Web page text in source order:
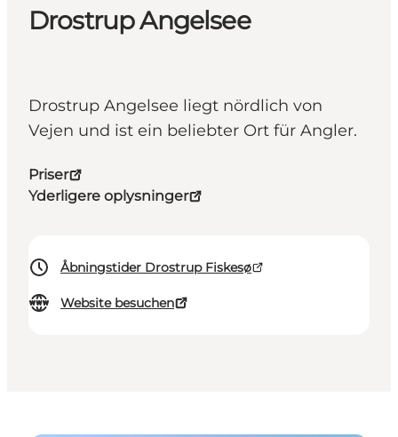
Drostrup Angelsee
Drostrup Angelsee liegt nördlich von
Vejen und ist ein beliebter Ort für Angler.
Priser
Yderligere oplysninger
Åbningstider Drostrup Fiskesø
Website besuchen